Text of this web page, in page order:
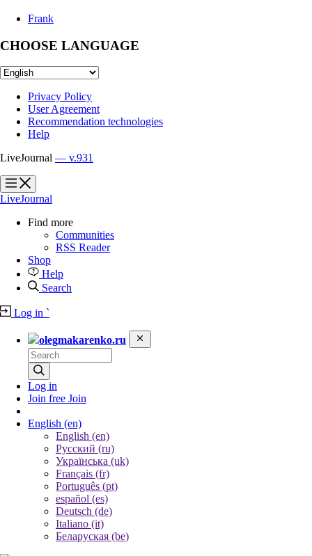
Frank
CHOOSE LANGUAGE
Privacy Policy
User Agreement
Recommendation technologies
Help
LiveJournal — v.931
?
?
LiveJournal
Find more
Communities
RSS Reader
Shop
Help
Search
Log in `
olegmakarenko.ru
Log in
Join free Join
English (en)
English (en)
Русский (ru)
Українська (uk)
Français (fr)
Português (pt)
español (es)
Deutsch (de)
Italiano (it)
Беларуская (be)